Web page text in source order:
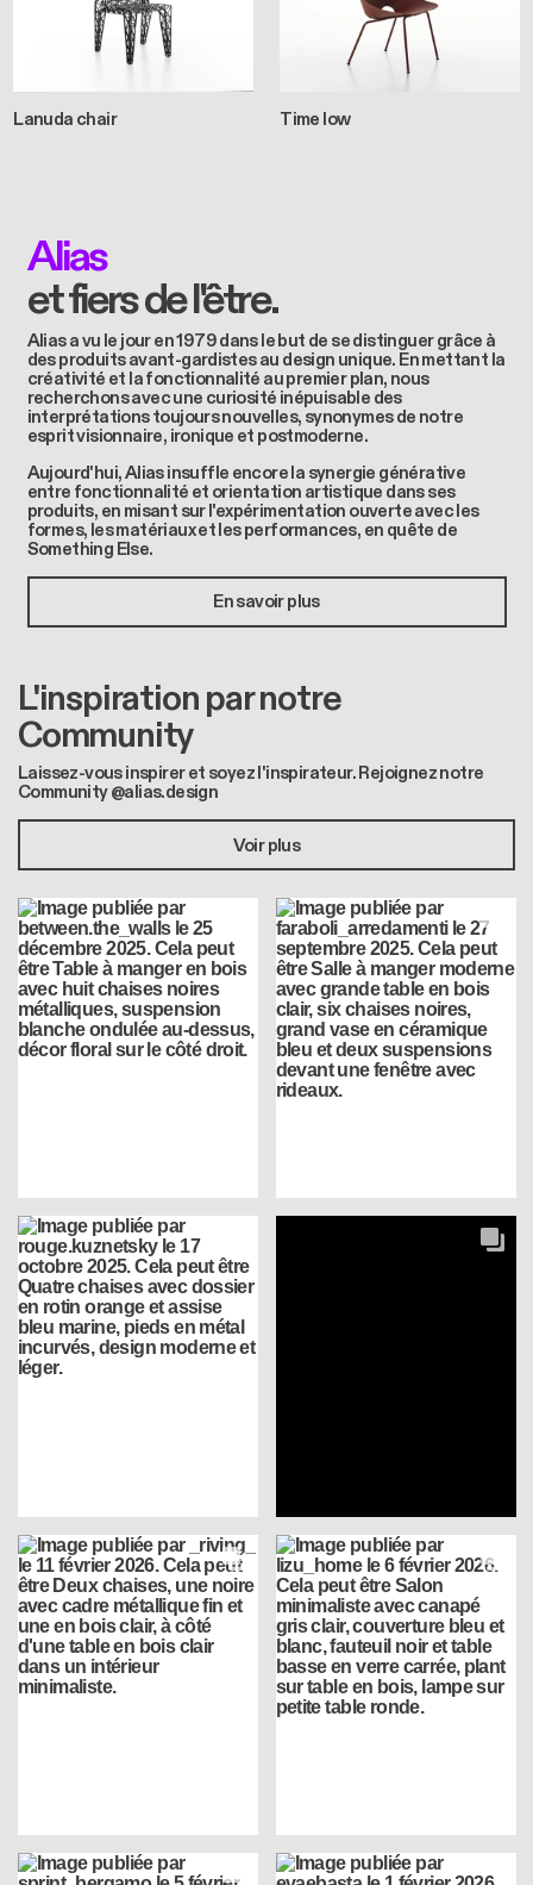
Lanuda chair Time low
Alias
et fiers de l'être.
Alias a vu le jour en 1979 dans le but de se distinguer grâce à
des produits avant-gardistes au design unique. En mettant la
créativité et la fonctionnalité au premier plan, nous
recherchons avec une curiosité inépuisable des
interprétations toujours nouvelles, synonymes de notre
esprit visionnaire, ironique et postmoderne.
Aujourd'hui, Alias insuffle encore la synergie générative
entre fonctionnalité et orientation artistique dans ses
produits, en misant sur l'expérimentation ouverte avec les
formes, les matériaux et les performances, en quête de
Something Else.
En savoir plus
L'inspiration par notre
Community
Laissez-vous inspirer et soyez l'inspirateur. Rejoignez notre
Community @alias.design
Voir plus